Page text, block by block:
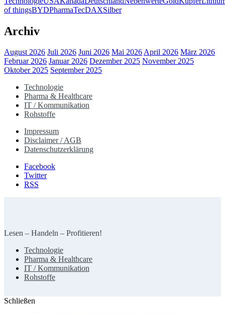
of thingsBYDPharmaTecDAXSilber
Archiv
August 2026 Juli 2026 Juni 2026 Mai 2026April 2026 März 2026
Februar 2026 Januar 2026 Dezember 2025 November 2025
Oktober 2025 September 2025
Technologie
Pharma & Healthcare
IT / Kommunikation
Rohstoffe
Impressum
Disclaimer / AGB
Datenschutzerklärung
Facebook
Twitter
RSS
Lesen – Handeln – Profitieren!
Technologie
Pharma & Healthcare
IT / Kommunikation
Rohstoffe
Schließen